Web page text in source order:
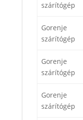
szárítógép
Gorenje
szárítógép
Gorenje
szárítógép
Gorenje
szárítógép